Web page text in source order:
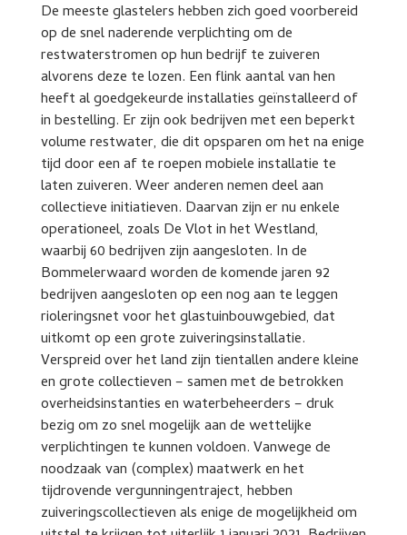
De meeste glastelers hebben zich goed voorbereid
op de snel naderende verplichting om de
restwaterstromen op hun bedrijf te zuiveren
alvorens deze te lozen. Een flink aantal van hen
heeft al goedgekeurde installaties geïnstalleerd of
in bestelling. Er zijn ook bedrijven met een beperkt
volume restwater, die dit opsparen om het na enige
tijd door een af te roepen mobiele installatie te
laten zuiveren. Weer anderen nemen deel aan
collectieve initiatieven. Daarvan zijn er nu enkele
operationeel, zoals De Vlot in het Westland,
waarbij 60 bedrijven zijn aangesloten. In de
Bommelerwaard worden de komende jaren 92
bedrijven aangesloten op een nog aan te leggen
rioleringsnet voor het glastuinbouwgebied, dat
uitkomt op een grote zuiveringsinstallatie.
Verspreid over het land zijn tientallen andere kleine
en grote collectieven – samen met de betrokken
overheidsinstanties en waterbeheerders – druk
bezig om zo snel mogelijk aan de wettelijke
verplichtingen te kunnen voldoen. Vanwege de
noodzaak van (complex) maatwerk en het
tijdrovende vergunningentraject, hebben
zuiveringscollectieven als enige de mogelijkheid om